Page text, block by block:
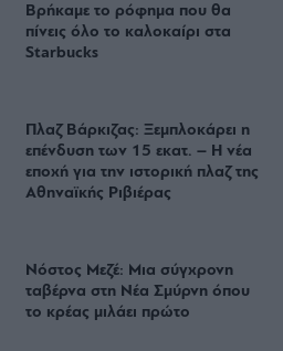
Βρήκαμε το ρόφημα που θα
πίνεις όλο το καλοκαίρι στα
Starbucks
Πλαζ Βάρκιζας: Ξεμπλοκάρει η
επένδυση των 15 εκατ. – Η νέα
εποχή για την ιστορική πλαζ της
Αθηναϊκής Ριβιέρας
Νόστος Μεζέ: Μια σύγχρονη
ταβέρνα στη Νέα Σμύρνη όπου
το κρέας μιλάει πρώτο